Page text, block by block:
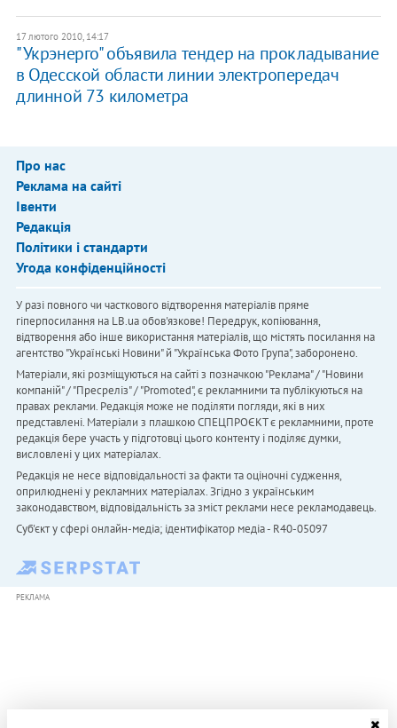
17 лютого 2010, 14:17
"Укрэнерго" объявила тендер на прокладывание
в Одесской области линии электропередач
длинной 73 километра
Про нас
Реклама на сайті
Івенти
Редакція
Політики і стандарти
Угода конфіденційності
У разі повного чи часткового відтворення матеріалів пряме
гіперпосилання на LB.ua обов'язкове! Передрук, копіювання,
відтворення або інше використання матеріалів, що містять посилання на
агентство "Українськi Новини" й "Українська Фото Група", заборонено.
Матеріали, які розміщуються на сайті з позначкою "Реклама" / "Новини
компаній" / "Пресреліз" / "Promoted", є рекламними та публікуються на
правах реклами. Редакція може не поділяти погляди, які в них
представлені. Матеріали з плашкою СПЕЦПРОЄКТ є рекламними, проте
редакція бере участь у підготовці цього контенту і поділяє думки,
висловлені у цих матеріалах.
Редакція не несе відповідальності за факти та оціночні судження,
оприлюднені у рекламних матеріалах. Згідно з українським
законодавством, відповідальність за зміст реклами несе рекламодавець.
Cуб'єкт у сфері онлайн-медіа; ідентифікатор медіа - R40-05097
РЕКЛАМА